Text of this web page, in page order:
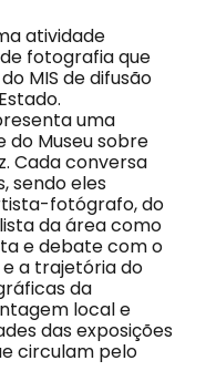
atividade
fotografia que
MIS de difusão
uma
do Museu sobre
Cada conversa
sendo eles
fotógrafo, do
da área como
e debate com o
a trajetória do
da
local e
das exposições
circulam pelo